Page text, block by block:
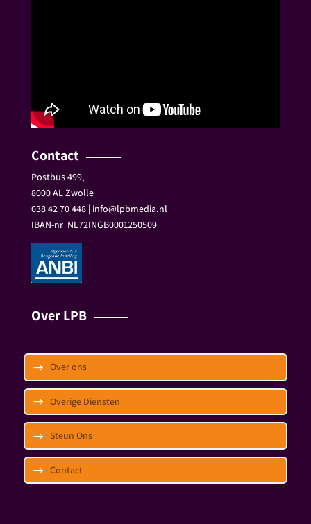
Contact
Postbus 499,
8000 AL Zwolle
038 42 70 448 | info@lpbmedia.nl
IBAN-nr NL72INGB0001250509
Over LPB
Over ons
Overige Diensten
Steun Ons
Contact